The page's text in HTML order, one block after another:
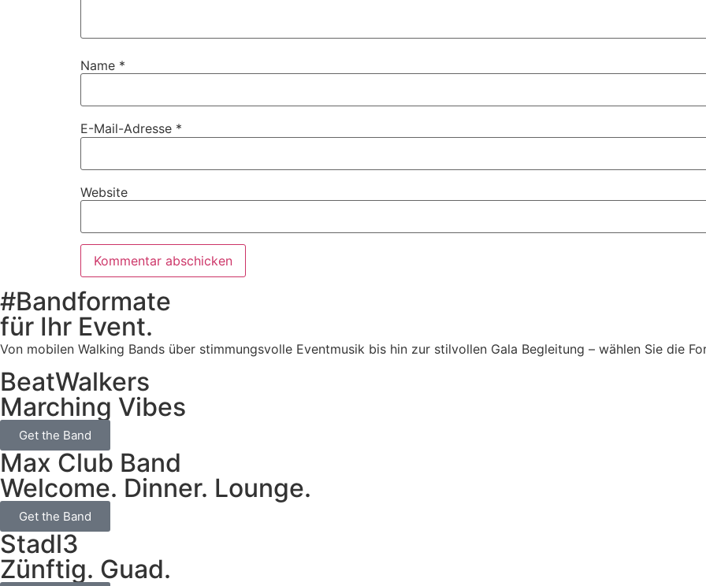
Name *
E-Mail-Adresse *
Website
#Bandformate
für Ihr Event.
Von mobilen Walking Bands über stimmungsvolle Eventmusik bis hin zur stilvollen Gala Begleitung – wählen Sie die
BeatWalkers
Marching Vibes
Get the Band
Max Club Band
Welcome. Dinner. Lounge.
Get the Band
Stadl3
Zünftig. Guad.